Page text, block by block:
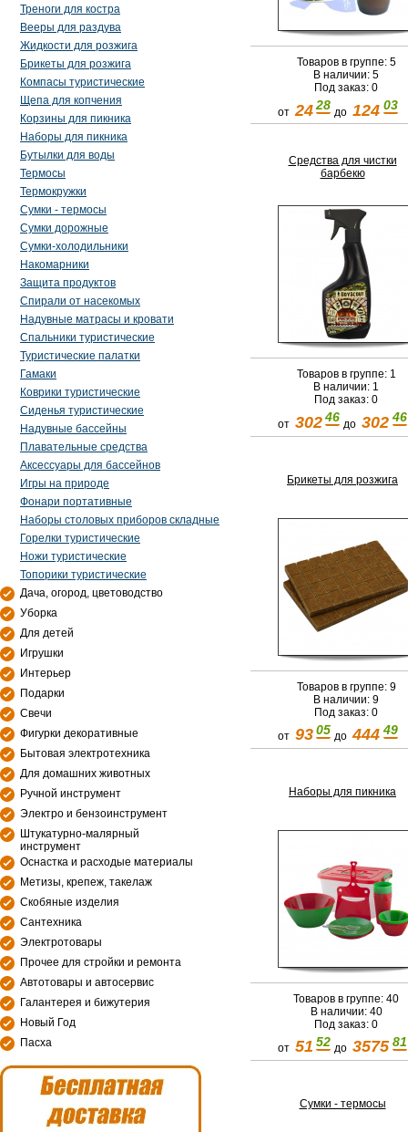
Треноги для костра
Вееры для раздува
Жидкости для розжига
Брикеты для розжига
Компасы туристические
Щепа для копчения
Корзины для пикника
Наборы для пикника
Бутылки для воды
Термосы
Термокружки
Сумки - термосы
Сумки дорожные
Сумки-холодильники
Накомарники
Защита продуктов
Спирали от насекомых
Надувные матрасы и кровати
Спальники туристические
Туристические палатки
Гамаки
Коврики туристические
Сиденья туристические
Надувные бассейны
Плавательные средства
Аксессуары для бассейнов
Игры на природе
Фонари портативные
Наборы столовых приборов складные
Горелки туристические
Ножи туристические
Топорики туристические
Дача, огород, цветоводство
Уборка
Для детей
Игрушки
Интерьер
Подарки
Свечи
Фигурки декоративные
Бытовая электротехника
Для домашних животных
Ручной инструмент
Электро и бензоинструмент
Штукатурно-малярный
инструмент
Оснастка и расходые материалы
Метизы, крепеж, такелаж
Скобяные изделия
Сантехника
Электротовары
Прочее для стройки и ремонта
Автотовары и автосервис
Галантерея и бижутерия
Новый Год
Пасха
Товаров в группе: 5
В наличии: 5
Под заказ: 0
от 24 28до124 03
Средства для чистки
барбекю
Товаров в группе: 1
В наличии: 1
Под заказ: 0
от 302 46до302 46
Брикеты для розжига
Товаров в группе: 9
В наличии: 9
Под заказ: 0
от 93 05до444 49
Наборы для пикника
Товаров в группе: 40
В наличии: 40
Под заказ: 0
от 51 52до3575 81
Сумки - термосы